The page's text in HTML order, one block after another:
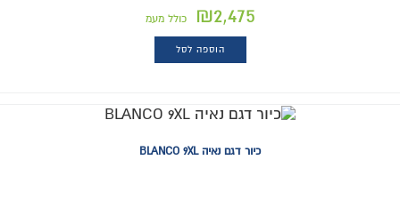
₪2,475 כולל מעמ
הוספה לסל
כיור דגם נאיה BLANCO 9XL